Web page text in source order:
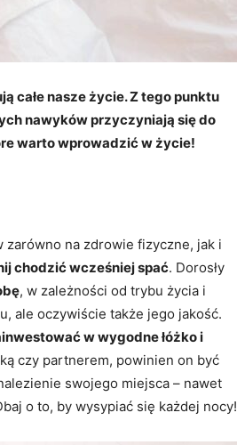
całe nasze życie. Z tego punktu
nawyków przyczyniają się do
warto wprowadzić w życie!
zarówno na zdrowie fizyczne, jak i
chodzić wcześniej spać. Dorosły
, w zależności od trybu życia i
ale oczywiście także jego jakość.
w wygodne łóżko i
czy partnerem, powinien on być
swojego miejsca – nawet
o to, by wysypiać się każdej nocy!